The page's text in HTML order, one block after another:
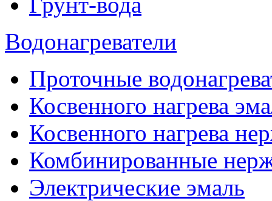
Водонагреватели
Проточные
Косвенного нагрева
Косвенного нагрева
Комбинированные
Электрические эмаль